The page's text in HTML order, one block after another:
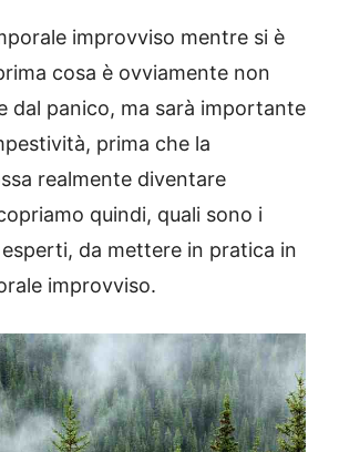
improvviso mentre si è
cosa è ovviamente non
dal panico, ma sarà importante
prima che la
realmente diventare
quindi, quali sono i
da mettere in pratica in
improvviso.